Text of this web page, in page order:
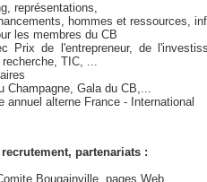
représentations,
hommes et ressources,
les membres du CB
Prix de l'entrepreneur, de
TIC, ...
Champagne, Gala du CB,...
alterne France - International
partenariats :
Bougainville, pages Web